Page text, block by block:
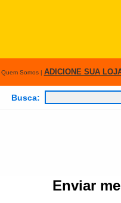
Quem Somos| ADICIONE SUA
Busca:
Enviar